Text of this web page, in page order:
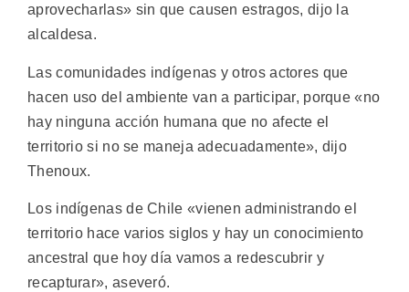
aprovecharlas» sin que causen estragos, dijo la
alcaldesa.
Las comunidades indígenas y otros actores que
hacen uso del ambiente van a participar, porque «no
hay ninguna acción humana que no afecte el
territorio si no se maneja adecuadamente», dijo
Thenoux.
Los indígenas de Chile «vienen administrando el
territorio hace varios siglos y hay un conocimiento
ancestral que hoy día vamos a redescubrir y
recapturar», aseveró.